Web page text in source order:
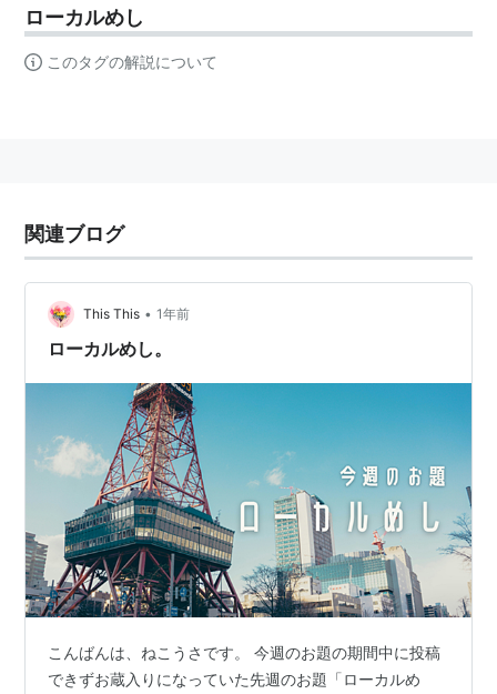
ローカルめし
このタグの解説について
関連ブログ
This This • 1年前
ローカルめし。
こんばんは、ねこうさです。 今週のお題の期間中に投稿
できずお蔵入りになっていた先週のお題「ローカルめ